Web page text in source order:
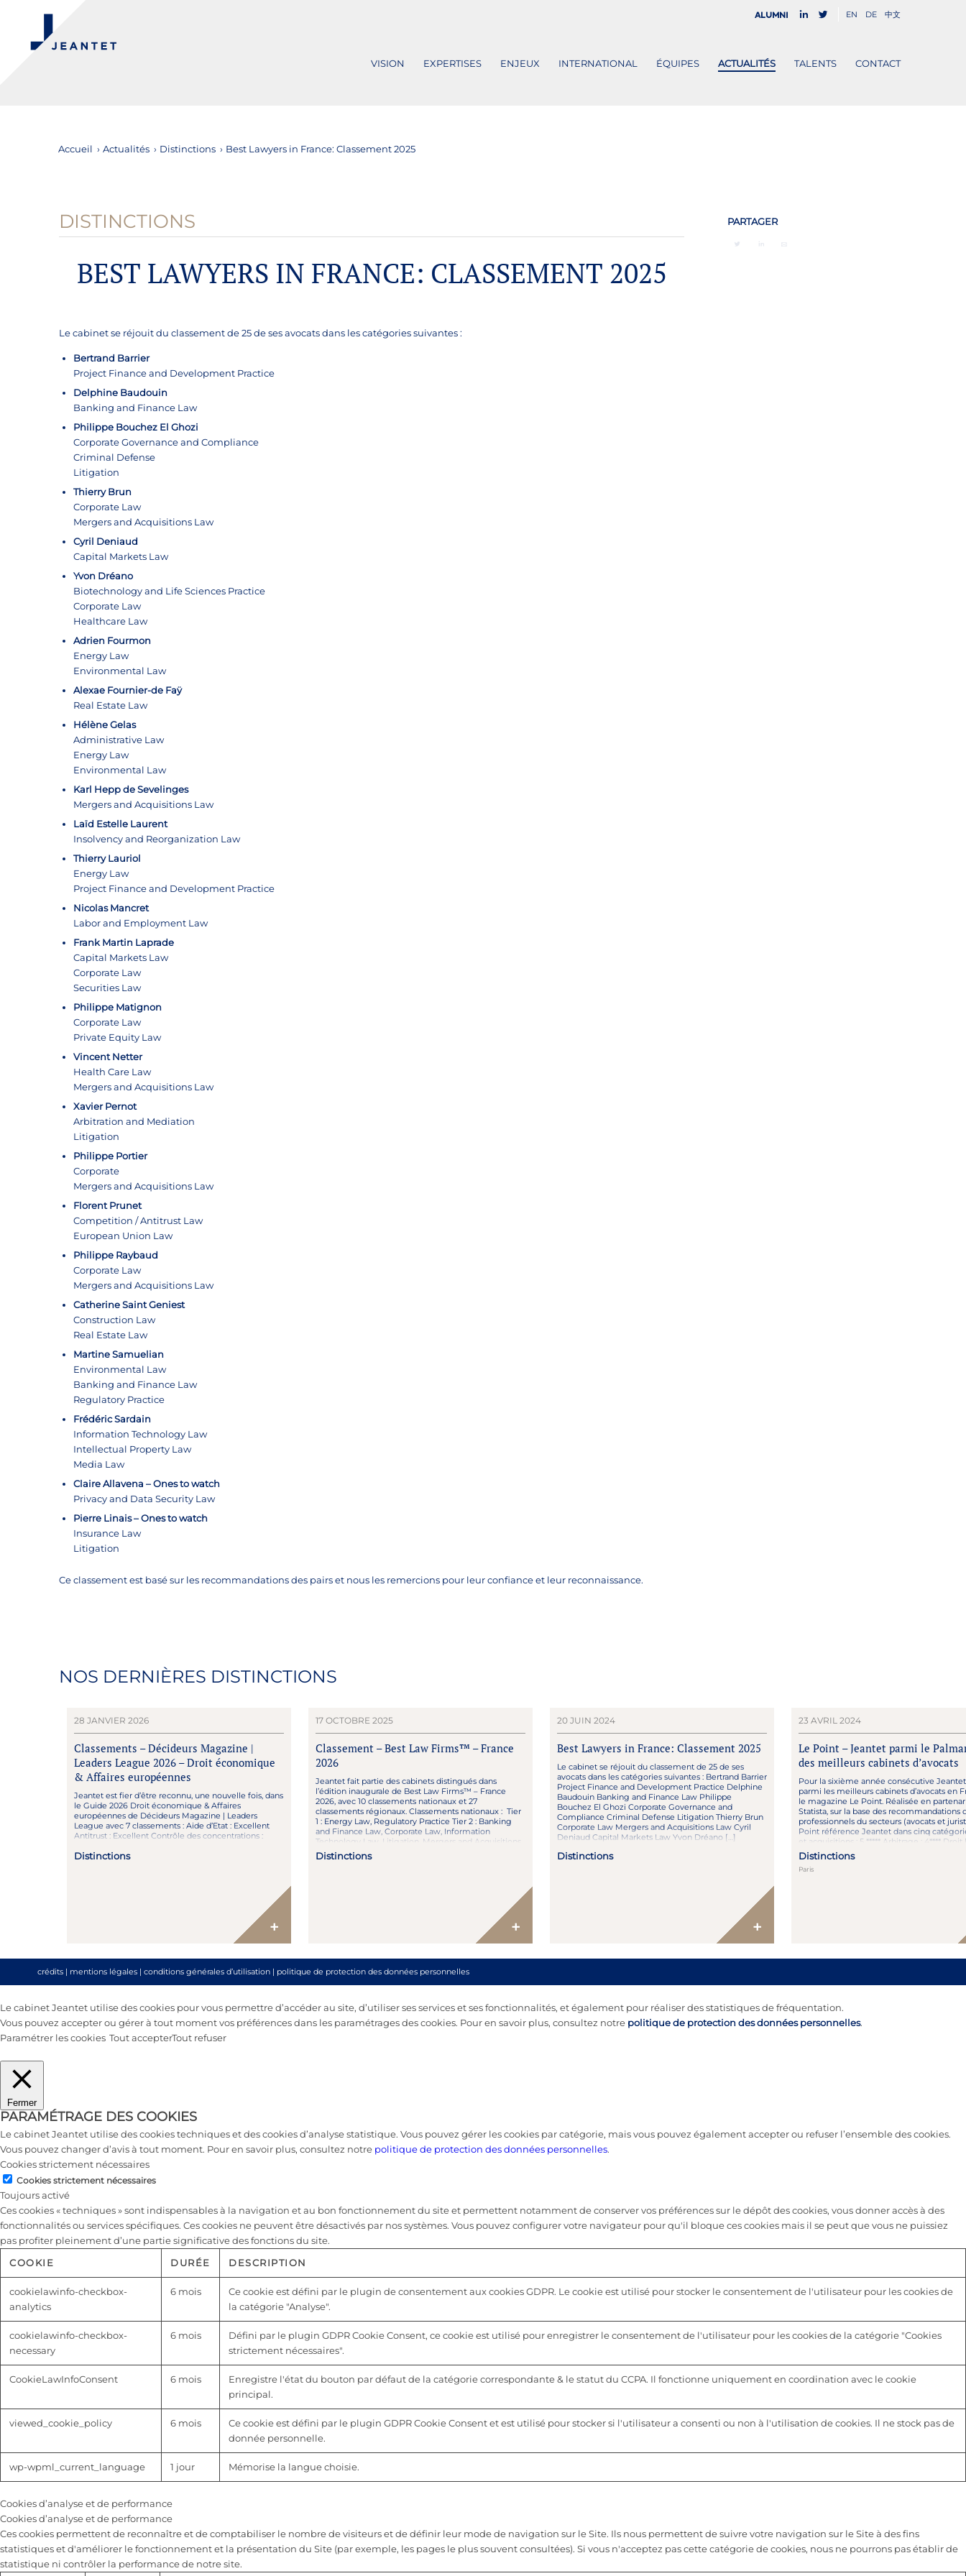
Alumni EN DE 中文
VISION EXPERTISES ENJEUX INTERNATIONAL ÉQUIPES ACTUALITÉS TALENTS CONTACT
Accueil › Actualités › Distinctions › Best Lawyers in France: Classement 2025
DISTINCTIONS
BEST LAWYERS IN FRANCE: CLASSEMENT 2025
Le cabinet se réjouit du classement de 25 de ses avocats dans les catégories suivantes :
Bertrand Barrier
Project Finance and Development Practice
Delphine Baudouin
Banking and Finance Law
Philippe Bouchez El Ghozi
Corporate Governance and Compliance
Criminal Defense
Litigation
Thierry Brun
Corporate Law
Mergers and Acquisitions Law
Cyril Deniaud
Capital Markets Law
Yvon Dréano
Biotechnology and Life Sciences Practice
Corporate Law
Healthcare Law
Adrien Fourmon
Energy Law
Environmental Law
Alexae Fournier-de Faÿ
Real Estate Law
Hélène Gelas
Administrative Law
Energy Law
Environmental Law
Karl Hepp de Sevelinges
Mergers and Acquisitions Law
Laïd Estelle Laurent
Insolvency and Reorganization Law
Thierry Lauriol
Energy Law
Project Finance and Development Practice
Nicolas Mancret
Labor and Employment Law
Frank Martin Laprade
Capital Markets Law
Corporate Law
Securities Law
Philippe Matignon
Corporate Law
Private Equity Law
Vincent Netter
Health Care Law
Mergers and Acquisitions Law
Xavier Pernot
Arbitration and Mediation
Litigation
Philippe Portier
Corporate
Mergers and Acquisitions Law
Florent Prunet
Competition / Antitrust Law
European Union Law
Philippe Raybaud
Corporate Law
Mergers and Acquisitions Law
Catherine Saint Geniest
Construction Law
Real Estate Law
Martine Samuelian
Environmental Law
Banking and Finance Law
Regulatory Practice
Frédéric Sardain
Information Technology Law
Intellectual Property Law
Media Law
Claire Allavena – Ones to watch
Privacy and Data Security Law
Pierre Linais – Ones to watch
Insurance Law
Litigation
Ce classement est basé sur les recommandations des pairs et nous les remercions pour leur confiance et leur reconnaissance.
PARTAGER
NOS DERNIÈRES DISTINCTIONS
28 JANVIER 2026
Classements – Décideurs Magazine |
Leaders League 2026 – Droit économique
& Affaires européennes
Jeantet est fier d’être reconnu, une nouvelle fois, dans
le Guide 2026 Droit économique & Affaires
européennes de Décideurs Magazine | Leaders
League avec 7 classements : Aide d’Etat : Excellent
Antitrust : Excellent Contrôle des concentrations :
Secteurs régulés : Forte notoriété Droit de la
Distinctions
+
17 OCTOBRE 2025
Classement – Best Law Firms™ – France
2026
Jeantet fait partie des cabinets distingués dans
l’édition inaugurale de Best Law Firms™ – France
2026, avec 10 classements nationaux et 27
classements régionaux. Classements nationaux : Tier
1 : Energy Law, Regulatory Practice Tier 2 : Banking
and Finance Law, Corporate Law, Information
Technology Law, Litigation, Mergers and Acquisitions
Law Tier 3 : Capital […]
Distinctions
+
20 JUIN 2024
Best Lawyers in France: Classement 2025
Le cabinet se réjouit du classement de 25 de ses
avocats dans les catégories suivantes : Bertrand Barrier
Project Finance and Development Practice Delphine
Baudouin Banking and Finance Law Philippe
Bouchez El Ghozi Corporate Governance and
Compliance Criminal Defense Litigation Thierry Brun
Corporate Law Mergers and Acquisitions Law Cyril
Deniaud Capital Markets Law Yvon Dréano […]
Distinctions
+
23 AVRIL 2024
Le Point – Jeantet parmi le
des meilleurs cabinets d’avocats
Pour la sixième année consécutive Jeantet
parmi les meilleurs cabinets d’avocats en
le magazine Le Point. Réalisée en
Statista, sur la base des recommandations
professionnels du secteurs (avocats et
Point référence Jeantet dans cinq
et acquisitions : 5 ***** Arbitrage : 4**** Droit
Distinctions
Paris
crédits | mentions légales | conditions générales d’utilisation | politique de protection des données personnelles
Le cabinet Jeantet utilise des cookies pour vous permettre d’accéder au site, d’utiliser ses services et ses fonctionnalités, et également pour réaliser des statistiques de fréquentation.
Vous pouvez accepter ou gérer à tout moment vos préférences dans les paramétrages des cookies. Pour en savoir plus, consultez notre politique de protection des données personnelles.
Paramétrer les cookies Tout accepterTout refuser
Fermer
PARAMÉTRAGE DES COOKIES
Le cabinet Jeantet utilise des cookies techniques et des cookies d’analyse statistique. Vous pouvez gérer les cookies par catégorie, mais vous pouvez également accepter ou refuser l’ensemble des cookies.
Vous pouvez changer d’avis à tout moment. Pour en savoir plus, consultez notre politique de protection des données personnelles.
Cookies strictement nécessaires
Cookies strictement nécessaires
Toujours activé
Ces cookies « techniques » sont indispensables à la navigation et au bon fonctionnement du site et permettent notamment de conserver vos préférences sur le dépôt des cookies, vous donner accès à des
fonctionnalités ou services spécifiques. Ces cookies ne peuvent être désactivés par nos systèmes. Vous pouvez configurer votre navigateur pour qu'il bloque ces cookies mais il se peut que vous ne puissiez
pas profiter pleinement d’une partie significative des fonctions du site.
COOKIE
DURÉE DESCRIPTION
cookielawinfo-checkbox-
analytics
6 mois
Ce cookie est défini par le plugin de consentement aux cookies GDPR. Le cookie est utilisé pour stocker le consentement de l'utilisateur pour les cookies de
la catégorie "Analyse".
cookielawinfo-checkbox-
necessary
6 mois
Défini par le plugin GDPR Cookie Consent, ce cookie est utilisé pour enregistrer le consentement de l'utilisateur pour les cookies de la catégorie "Cookies
strictement nécessaires".
CookieLawInfoConsent 6 mois
Enregistre l'état du bouton par défaut de la catégorie correspondante & le statut du CCPA. Il fonctionne uniquement en coordination avec le cookie
principal.
viewed_cookie_policy 6 mois
Ce cookie est défini par le plugin GDPR Cookie Consent et est utilisé pour stocker si l'utilisateur a consenti ou non à l'utilisation de cookies. Il ne stock pas de
donnée personnelle.
wp-wpml_current_language 1 jour Mémorise la langue choisie.
Cookies d’analyse et de performance
Cookies d’analyse et de performance
Ces cookies permettent de reconnaître et de comptabiliser le nombre de visiteurs et de définir leur mode de navigation sur le Site. Ils nous permettent de suivre votre navigation sur le Site à des fins
statistiques et d'améliorer le fonctionnement et la présentation du Site (par exemple, les pages le plus souvent consultées). Si vous n'acceptez pas cette catégorie de cookies, nous ne pourrons pas établir de
statistique ni contrôler la performance de notre site.